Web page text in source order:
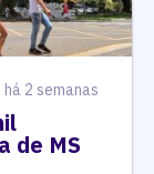
há 2 semanas
de MS